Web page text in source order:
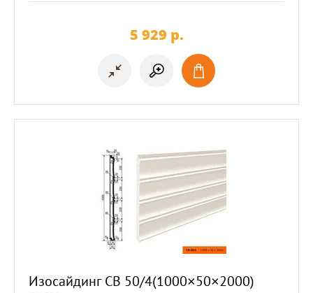
5 929 p.
Изосайдинг СВ 50/4(1000×50×2000)